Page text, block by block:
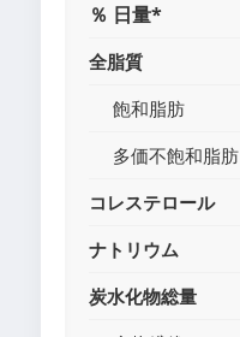
％ 日量*
全脂質
飽和脂肪
多価不飽和脂肪
コレステロール
ナトリウム
炭水化物総量